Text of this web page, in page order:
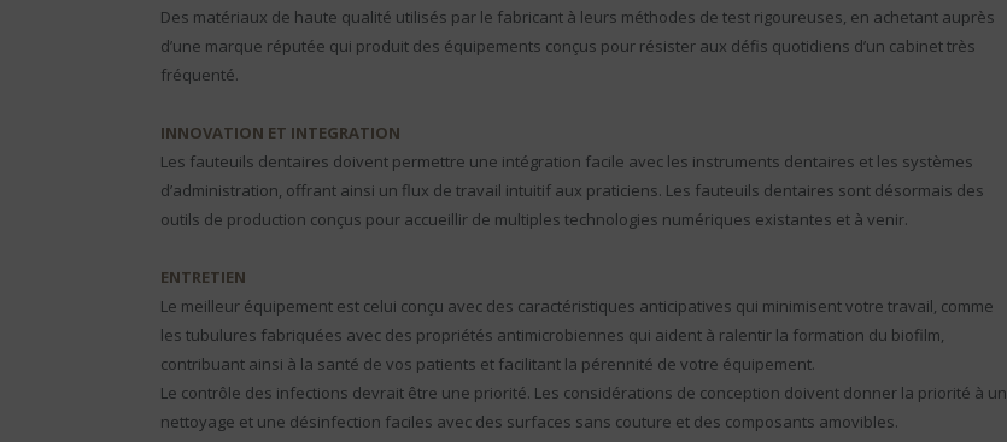
Des matériaux de haute qualité utilisés par le fabricant à leurs méthodes de test rigoureuses, en achetant auprès
d’une marque réputée qui produit des équipements conçus pour résister aux défis quotidiens d’un cabinet très
fréquenté.
INNOVATION ET INTEGRATION
Les fauteuils dentaires doivent permettre une intégration facile avec les instruments dentaires et les systèmes
d’administration, offrant ainsi un flux de travail intuitif aux praticiens. Les fauteuils dentaires sont désormais des
outils de production conçus pour accueillir de multiples technologies numériques existantes et à venir.
ENTRETIEN
Le meilleur équipement est celui conçu avec des caractéristiques anticipatives qui minimisent votre travail, comme
les tubulures fabriquées avec des propriétés antimicrobiennes qui aident à ralentir la formation du biofilm,
contribuant ainsi à la santé de vos patients et facilitant la pérennité de votre équipement.
Le contrôle des infections devrait être une priorité. Les considérations de conception doivent donner la priorité à un
nettoyage et une désinfection faciles avec des surfaces sans couture et des composants amovibles.